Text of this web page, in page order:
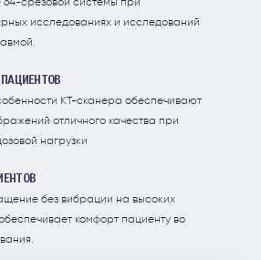
исследованиях и исследований
КТ-сканера обеспечивают
отличного качества при
нагрузки
без вибрации на высоких
комфорт пациенту во